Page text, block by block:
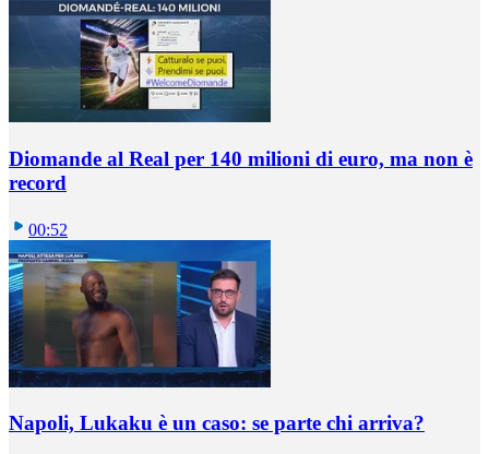
Diomande al Real per 140 milioni di euro, ma non è
record
00:52
Napoli, Lukaku è un caso: se parte chi arriva?